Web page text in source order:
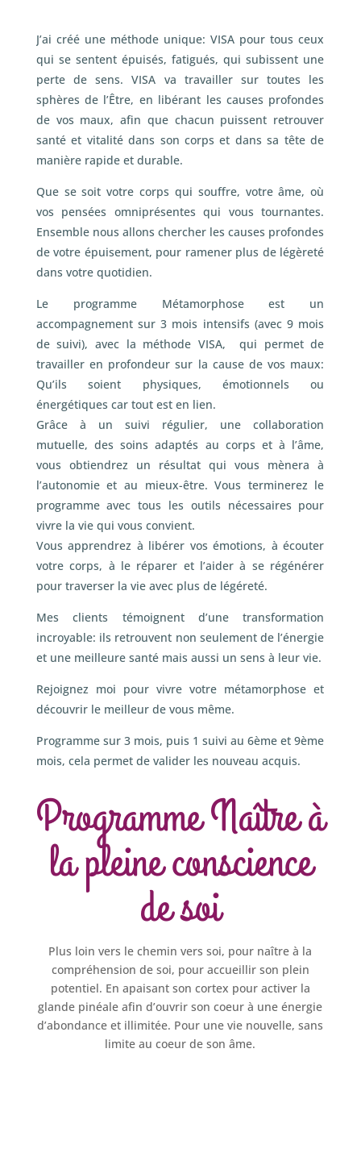
J’ai créé une méthode unique: VISA pour tous ceux
qui se sentent épuisés, fatigués, qui subissent une
perte de sens. VISA va travailler sur toutes les
sphères de l’Être, en libérant les causes profondes
de vos maux, afin que chacun puissent retrouver
santé et vitalité dans son corps et dans sa tête de
manière rapide et durable.
Que se soit votre corps qui souffre, votre âme, où
vos pensées omniprésentes qui vous tournantes.
Ensemble nous allons chercher les causes profondes
de votre épuisement, pour ramener plus de légèreté
dans votre quotidien.
Le programme Métamorphose est un
accompagnement sur 3 mois intensifs (avec 9 mois
de suivi), avec la méthode VISA, qui permet de
travailler en profondeur sur la cause de vos maux:
Qu’ils soient physiques, émotionnels ou
énergétiques car tout est en lien.
Grâce à un suivi régulier, une collaboration
mutuelle, des soins adaptés au corps et à l’âme,
vous obtiendrez un résultat qui vous mènera à
l’autonomie et au mieux-être. Vous terminerez le
programme avec tous les outils nécessaires pour
vivre la vie qui vous convient.
Vous apprendrez à libérer vos émotions, à écouter
votre corps, à le réparer et l’aider à se régénérer
pour traverser la vie avec plus de légéreté.
Mes clients témoignent d’une transformation
incroyable: ils retrouvent non seulement de l’énergie
et une meilleure santé mais aussi un sens à leur vie.
Rejoignez moi pour vivre votre métamorphose et
découvrir le meilleur de vous même.
Programme sur 3 mois, puis 1 suivi au 6ème et 9ème
mois, cela permet de valider les nouveau acquis.
Programme Naître à
la pleine conscience
de soi
Plus loin vers le chemin vers soi, pour naître à la
compréhension de soi, pour accueillir son plein
potentiel. En apaisant son cortex pour activer la
glande pinéale afin d’ouvrir son coeur à une énergie
d’abondance et illimitée. Pour une vie nouvelle, sans
limite au coeur de son âme.